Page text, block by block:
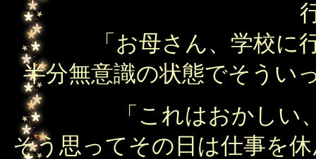
「お母さん、学校
半分無意識の状態でそうい
「これはおかしい
そう思ってその日は仕事を